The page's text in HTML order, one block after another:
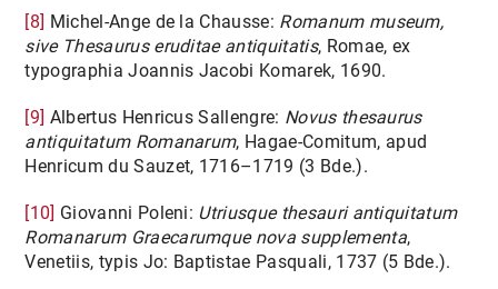
[8] Michel-Ange de la Chausse: Romanum museum,
sive Thesaurus eruditae antiquitatis, Romae, ex
typographia Joannis Jacobi Komarek, 1690.
[9] Albertus Henricus Sallengre: Novus thesaurus
antiquitatum Romanarum, Hagae-Comitum, apud
Henricum du Sauzet, 1716–1719 (3 Bde.).
[10] Giovanni Poleni: Utriusque thesauri antiquitatum
Romanarum Graecarumque nova supplementa,
Venetiis, typis Jo: Baptistae Pasquali, 1737 (5 Bde.).